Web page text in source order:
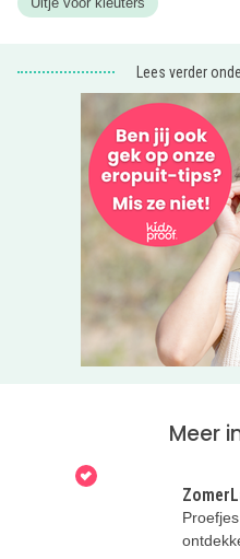
Lees verder
Meer